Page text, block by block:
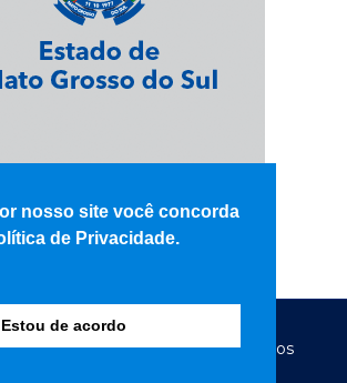
nosso site você concorda
de Privacidade.
Estou de acordo
- WK Notícias - Todos os direitos